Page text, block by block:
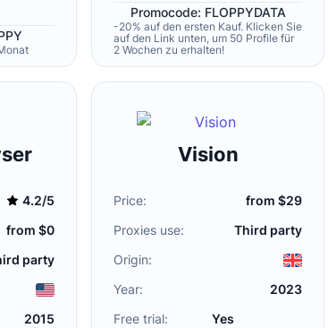
Promocode: FLOPPYDATA
-20% auf den ersten Kauf. Klicken Sie
auf den Link unten, um 50 Profile für
2 Wochen zu erhalten!
4.2/5
from $0
party
2015
Vision
Price:
from $29
Proxies use:
Third party
Origin:
Year:
2023
Free trial:
Yes